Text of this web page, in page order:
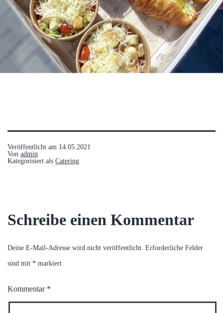
Veröffentlicht am 14.05.2021
Von admin
Kategorisiert als Catering
Schreibe einen Kommentar
Deine E-Mail-Adresse wird nicht veröffentlicht. Erforderliche Felder
sind mit * markiert
Kommentar *